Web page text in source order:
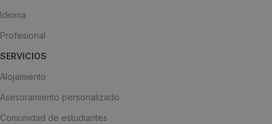
Idioma
Profesional
SERVICIOS
Alojamiento
Asesoramiento personalizado
Comunidad de estudiantes